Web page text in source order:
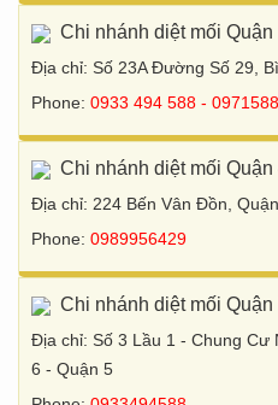
Chi nhánh diệt mối Quận
Địa chỉ: Số 23A Đường Số 29,
Phone: 0933 494 588 -
Chi nhánh diệt mối Quận
Địa chỉ: 224 Bến Vân Đồn,
Phone: 0989956429
Chi nhánh diệt mối Quận
Địa chỉ: Số 3 Lầu 1 - Chung Cư
6 - Quận 5